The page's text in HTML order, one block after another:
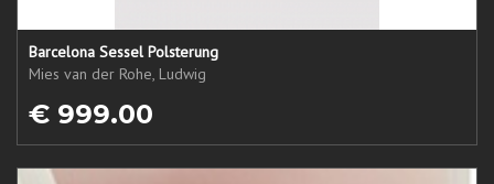
Barcelona Sessel Polsterung
Mies van der Rohe, Ludwig
€ 999.00